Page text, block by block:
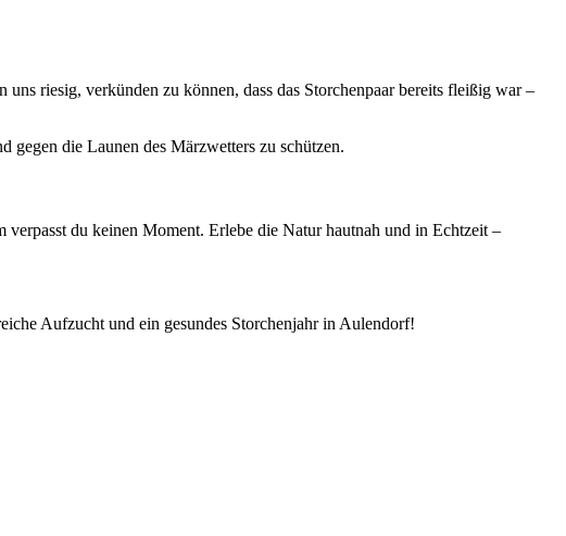
riesig, verkünden zu können, dass das Storchenpaar bereits fleißig war –
gegen die Launen des Märzwetters zu schützen.
du keinen Moment. Erlebe die Natur hautnah und in Echtzeit –
Aufzucht und ein gesundes Storchenjahr in Aulendorf!